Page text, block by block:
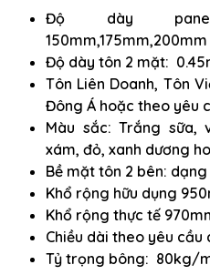
Độ dày panel
150mm,175mm,200mm
Độ dày tôn 2 mặt:
Tôn Liên Doanh, Tôn
Đông Á hoặc theo yêu
Màu sắc: Trắng sữa,
xám, đỏ, xanh dương
Bề mặt tôn 2 bên:
Khổ rộng hữu dụng
Khổ rộng thực tế
Chiều dài theo yêu
Tỷ trọng bông: 80kg/